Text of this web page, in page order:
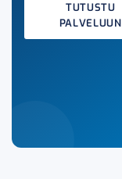
TUTUSTU
PALVELUUN